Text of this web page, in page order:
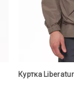
Куртка